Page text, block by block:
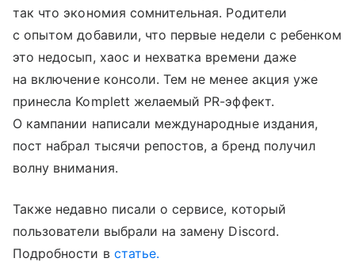
так что экономия сомнительная. Родители
с опытом добавили, что первые недели с ребенком
это недосып, хаос и нехватка времени даже
на включение консоли. Тем не менее акция уже
принесла Komplett желаемый PR-эффект.
О кампании написали международные издания,
пост набрал тысячи репостов, а бренд получил
волну внимания.
Также недавно писали о сервисе, который
пользователи выбрали на замену Discord.
Подробности в статье.